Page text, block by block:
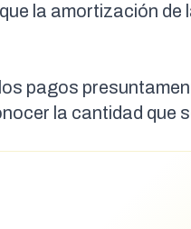
la amortización de
pagos
la cantidad que